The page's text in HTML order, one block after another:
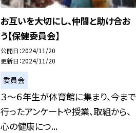
お互いを大切にし、仲間と助け合お
う【保健委員会】
公開日 2024/11/20
更新日 2024/11/20
委員会
３〜６年生が体育館に集まり、今まで
行ったアンケートや授業、取組から、
心の健康につ...